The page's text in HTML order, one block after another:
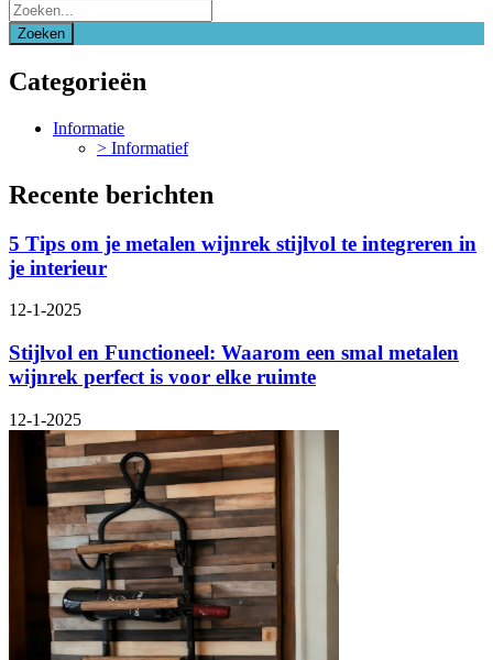
Categorieën
Informatie
> Informatief
Recente berichten
5 Tips om je metalen wijnrek stijlvol te integreren in
je interieur
12-1-2025
Stijlvol en Functioneel: Waarom een smal metalen
wijnrek perfect is voor elke ruimte
12-1-2025